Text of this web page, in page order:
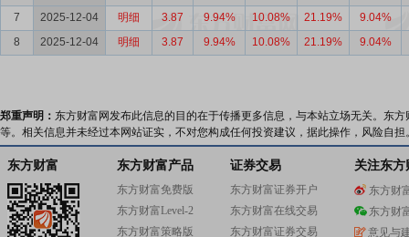
7
2025-12-04 明细 3.87 9.94% 10.08% 21.19%
9.04%
8
2025-12-04 明细 3.87 9.94% 10.08% 21.19% 9.04%
郑重声明： 东方财富网发布此信息的目的在于传播更多信息，与本站立场无关。东
等。相关信息并未经过本网站证实，不对您构成任何投资建议，据此操作，风险自担